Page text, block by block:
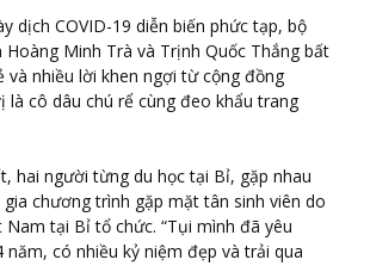
dịch COVID-19 diễn biến phức tạp, bộ
Hoàng Minh Trà và Trịnh Quốc Thắng bất
và nhiều lời khen ngợi từ cộng đồng
là cô dâu chú rể cùng đeo khẩu trang
hai người từng du học tại Bỉ, gặp nhau
chương trình gặp mặt tân sinh viên do
Nam tại Bỉ tổ chức. “Tụi mình đã yêu
có nhiều kỷ niệm đẹp và trải qua